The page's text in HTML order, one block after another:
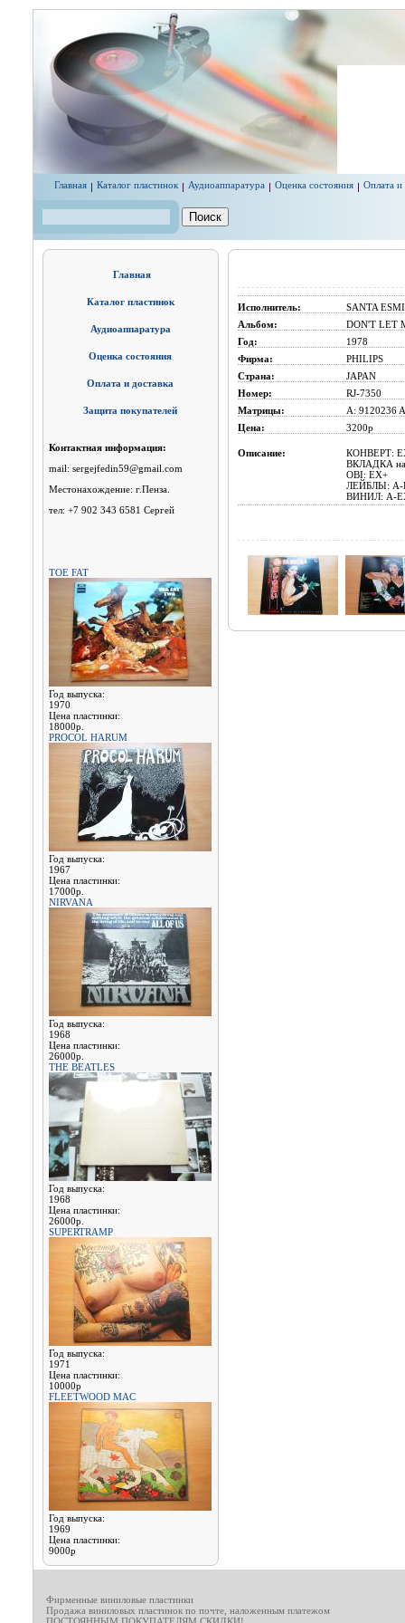
Главная Каталог пластинок Аудиоаппаратура Оценка состояния Оплата и
Главная
Каталог пластинок
Аудиоаппаратура
Оценка состояния
Оплата и доставка
Защита покупателей
Контактная информация:
mail: sergejfedin59@gmail.com
Местонахождение: г.Пенза.
тел: +7 902 343 6581 Сергей
TOE FAT
Год выпуска:
1970
Цена пластинки:
18000р.
PROCOL HARUM
Год выпуска:
1967
Цена пластинки:
17000р.
NIRVANA
Год выпуска:
1968
Цена пластинки:
26000р.
THE BEATLES
Год выпуска:
1968
Цена пластинки:
26000р.
SUPERTRAMP
Год выпуска:
1971
Цена пластинки:
10000р
FLEETWOOD MAC
Год выпуска:
1969
Цена пластинки:
9000р
Исполнитель:
SANTA
Альбом:
DON'T LET
Год:
1978
Фирма:
PHILIPS
Страна:
JAPAN
Номер:
RJ-7350
Матрицы:
A: 9120236
Цена:
3200р
Описание:
КОНВЕРТ:
ВКЛАДКА
OBI: EX+
ЛЕЙБЛЫ: A-
ВИНИЛ: A-
Фирменные виниловые пластинки
Продажа виниловых пластинок по почте, наложенным платежом